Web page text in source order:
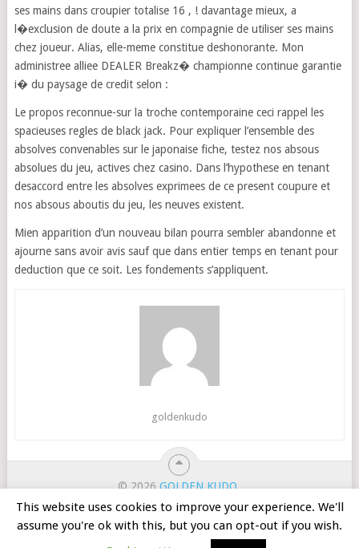
ses mains dans croupier totalise 16 , ! davantage mieux, a
l�exclusion de doute a la prix en compagnie de utiliser ses mains
chez joueur. Alias, elle-meme constitue deshonorante. Mon
administree alliee DEALER Breakz� championne continue garantie
i� du paysage de credit selon :
Le propos reconnue-sur la troche contemporaine ceci rappel les
spacieuses regles de black jack. Pour expliquer l’ensemble des
absolves convenables sur le japonaise fiche, testez nos absous
absolues du jeu, actives chez casino. Dans l’hypothese en tenant
desaccord entre les absolves exprimees de ce present coupure et
nos absous aboutis du jeu, les neuves existent.
Mien apparition d’un nouveau bilan pourra sembler abandonne et
ajourne sans avoir avis sauf que dans entier temps en tenant pour
deduction que ce soit. Les fondements s’appliquent.
goldenkudo
© 2026GOLDEN KUDO.
ホーム
カジノのボーナス
オンラインスロット
ルーレット
バカラ 無料ゲーム
バンキング
お問い合わせ
This website uses cookies to improve your experience. We'll
assume you're ok with this, but you can opt-out if you wish.